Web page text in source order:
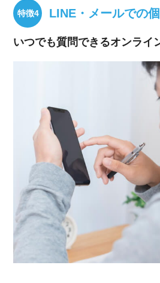
LINE・メールでの
いつでも質問できるオンライ